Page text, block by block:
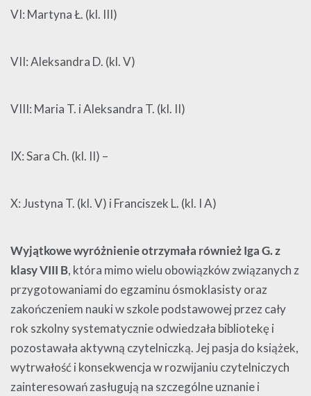
VI: Martyna Ł. (kl. III)
VII: Aleksandra D. (kl. V)
VIII: Maria T. i Aleksandra T. (kl. II)
IX: Sara Ch. (kl. II) –
X: Justyna T. (kl. V) i Franciszek L. (kl. I A)
Wyjątkowe wyróżnienie otrzymała również Iga G. z
klasy VIII B, która mimo wielu obowiązków związanych z
przygotowaniami do egzaminu ósmoklasisty oraz
zakończeniem nauki w szkole podstawowej przez cały
rok szkolny systematycznie odwiedzała bibliotekę i
pozostawała aktywną czytelniczką. Jej pasja do książek,
wytrwałość i konsekwencja w rozwijaniu czytelniczych
zainteresowań zasługują na szczególne uznanie i